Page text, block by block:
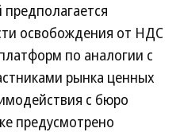
освобождения от НДС
по аналогии с
рынка ценных
с бюро
предусмотрено